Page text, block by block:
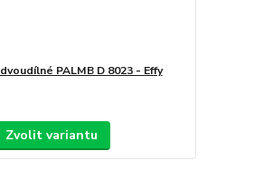
PALMB D 8023 - Effy
Zvolit variantu